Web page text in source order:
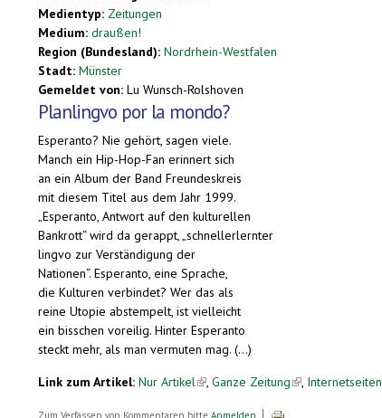
Medientyp: Zeitungen
Medium: draußen!
Region (Bundesland): Nordrhein-Westfalen
Stadt: Münster
Gemeldet von: Lu Wunsch-Rolshoven
Planlingvo por la mondo?
Esperanto? Nie gehört, sagen viele.
Manch ein Hip-Hop-Fan erinnert sich
an ein Album der Band Freundeskreis
mit diesem Titel aus dem Jahr 1999.
„Esperanto, Antwort auf den kulturellen
Bankrott“ wird da gerappt, „schnellerlernter
lingvo zur Verständigung der
Nationen“. Esperanto, eine Sprache,
die Kulturen verbindet? Wer das als
reine Utopie abstempelt, ist vielleicht
ein bisschen voreilig. Hinter Esperanto
steckt mehr, als man vermuten mag. (...)
Link zum Artikel: Nur Artikel(link is external)
, Ganze Zeitung(link is external)
, Internetseiten
Zum Verfassen von Kommentaren bitte Anmelden